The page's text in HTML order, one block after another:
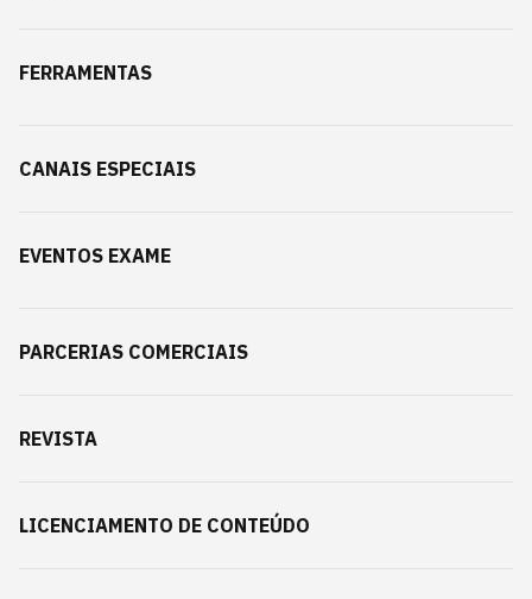
FERRAMENTAS
CANAIS ESPECIAIS
EVENTOS EXAME
PARCERIAS COMERCIAIS
REVISTA
LICENCIAMENTO DE CONTEÚDO